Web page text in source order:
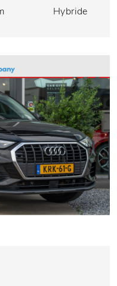
Hybride